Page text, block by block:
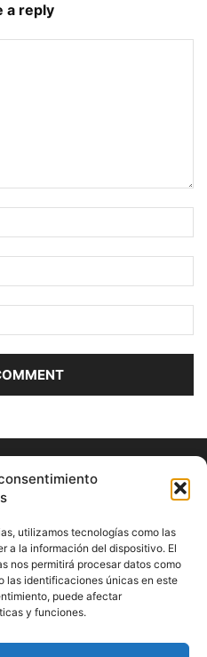
utilizamos tecnologías como las
a la información del dispositivo. El
nos permitirá procesar datos como
las identificaciones únicas en este
puede afectar
y funciones.
a reply
US
y otros de interés general